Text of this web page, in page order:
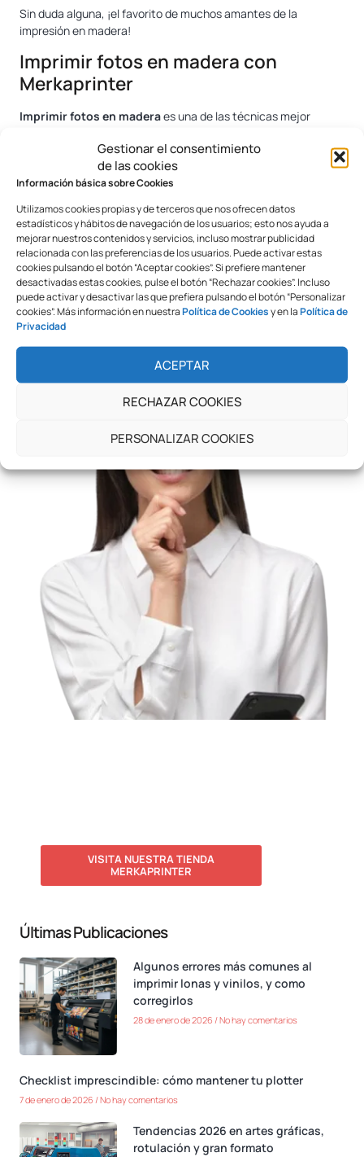
Gestionar el consentimiento
de las cookies
Información básica sobre Cookies
Utilizamos cookies propias y de terceros que nos ofrecen datos
estadísticos y hábitos de navegación de los usuarios; esto nos ayuda a
mejorar nuestros contenidos y servicios, incluso mostrar publicidad
relacionada con las preferencias de los usuarios. Puede activar estas
cookies pulsando el botón “Aceptar cookies”. Si prefiere mantener
desactivadas estas cookies, pulse el botón “Rechazar cookies”. Incluso
puede activar y desactivar las que prefiera pulsando el botón “Personalizar
cookies”. Más información en nuestraPolítica de Cookiesy en laPolítica de
Privacidad
ACEPTAR
RECHAZAR COOKIES
PERSONALIZAR COOKIES
Sin duda alguna, ¡el favorito de muchos amantes de la
impresión en madera!
Imprimir fotos en madera con
Merkaprinter
Imprimir fotos en maderaes una de las técnicas mejor
calidad y los acabados que ofrece en las imágenes.
Con nuestros tacos de madera podrás preparar los mejores
fácilmente a las medidas deseadas y por un precio
competitivo.
Tags: Gama Creative
VISITA NUESTRA TIENDA
MERKAPRINTER
Últimas Publicaciones
Algunos errores más comunes al
imprimir lonas y vinilos, y como
corregirlos
28 de enero de 2026 No hay comentarios
Checklist imprescindible: cómo mantener tu plotter
7 de enero de 2026 No hay comentarios
Tendencias 2026 en artes gráficas,
rotulación y gran formato